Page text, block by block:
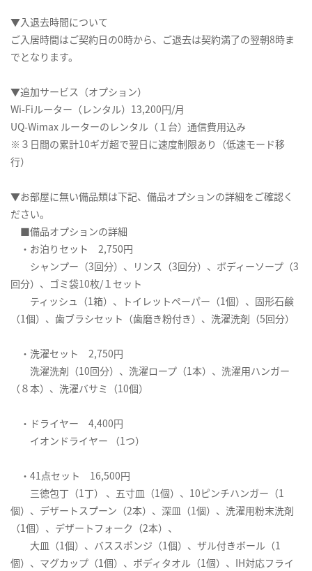
▼入退去時間について
ご入居時間はご契約日の0時から、ご退去は契約満了の翌朝8時ま
でとなります。
▼追加サービス（オプション）
Wi-Fiルーター（レンタル）13,200円/月
UQ-Wimax ルーターのレンタル（１台）通信費用込み
※３日間の累計10ギガ超で翌日に速度制限あり（低速モード移
行）
▼お部屋に無い備品類は下記、備品オプションの詳細をご確認く
ださい。
■備品オプションの詳細
・お泊りセット 2,750円
シャンプー（3回分）、リンス（3回分）、ボディーソープ（3
回分）、ゴミ袋10枚/１セット
ティッシュ（1箱）、トイレットペーパー（1個）、固形石鹸
（1個）、歯ブラシセット（歯磨き粉付き）、洗濯洗剤（5回分）
・洗濯セット 2,750円
洗濯洗剤（10回分）、洗濯ロープ（1本）、洗濯用ハンガー
（８本）、洗濯バサミ（10個）
・ドライヤー 4,400円
イオンドライヤー （1つ）
・41点セット 16,500円
三徳包丁（1丁） 、五寸皿（1個）、10ピンチハンガー（1
個）、デザートスプーン（2本）、深皿（1個）、洗濯用粉末洗剤
（1個）、デザートフォーク（2本）、
大皿（1個）、バススポンジ（1個）、ザル付きボール（1
個）、マグカップ（1個）、ボディタオル（1個）、IH対応フライ